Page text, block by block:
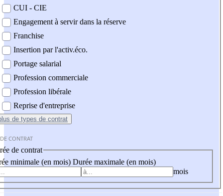
CUI - CIE
Engagement à servir dans la réserve
Franchise
Insertion par l'activ.éco.
Portage salarial
Profession commerciale
Profession libérale
Reprise d'entreprise
de types de contrat
CONTRAT
de contrat
minimale (en mois) Durée maximale (en mois)
mois